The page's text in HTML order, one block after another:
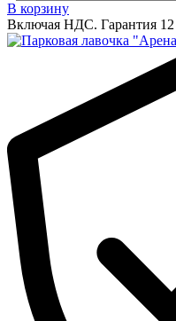
В корзину
Включая НДС. Гарантия